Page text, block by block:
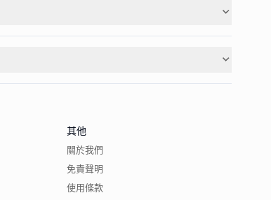
其他
關於我們
免責聲明
使用條款